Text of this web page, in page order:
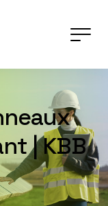
| KBB